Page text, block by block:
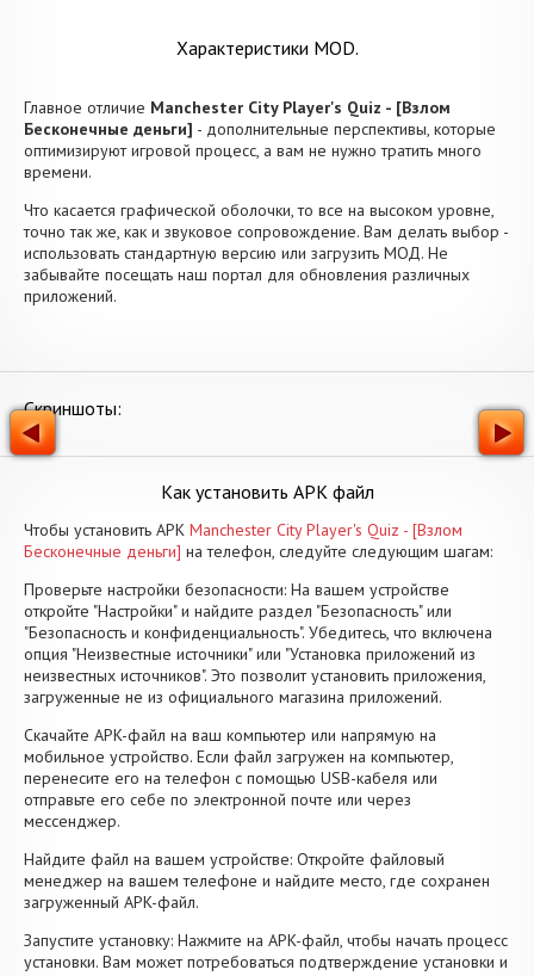
Характеристики MOD.
Главное отличие Manchester City Player's Quiz - [Взлом
Бесконечные деньги] - дополнительные перспективы, которые
оптимизируют игровой процесс, а вам не нужно тратить много
времени.
Что касается графической оболочки, то все на высоком уровне,
точно так же, как и звуковое сопровождение. Вам делать выбор -
использовать стандартную версию или загрузить МОД. Не
забывайте посещать наш портал для обновления различных
приложений.
Скриншоты:
Как установить APK файл
Чтобы установить APK Manchester City Player's Quiz - [Взлом
Бесконечные деньги] на телефон, следуйте следующим шагам:
Проверьте настройки безопасности: На вашем устройстве
откройте "Настройки" и найдите раздел "Безопасность" или
"Безопасность и конфиденциальность". Убедитесь, что включена
опция "Неизвестные источники" или "Установка приложений из
неизвестных источников". Это позволит установить приложения,
загруженные не из официального магазина приложений.
Скачайте APK-файл на ваш компьютер или напрямую на
мобильное устройство. Если файл загружен на компьютер,
перенесите его на телефон с помощью USB-кабеля или
отправьте его себе по электронной почте или через
мессенджер.
Найдите файл на вашем устройстве: Откройте файловый
менеджер на вашем телефоне и найдите место, где сохранен
загруженный APK-файл.
Запустите установку: Нажмите на APK-файл, чтобы начать процесс
установки. Вам может потребоваться подтверждение установки и